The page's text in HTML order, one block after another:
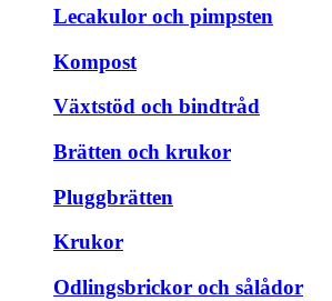
Lecakulor och pimpsten
Kompost
Växtstöd och bindtråd
Brätten och krukor
Pluggbrätten
Krukor
Odlingsbrickor och sålådor